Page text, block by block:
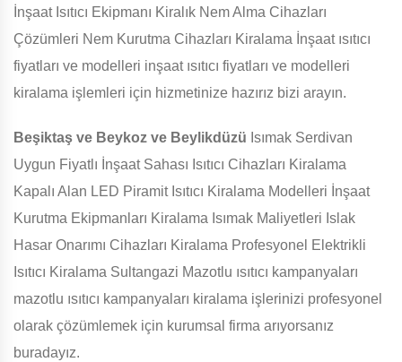
İnşaat Isıtıcı Ekipmanı Kiralık Nem Alma Cihazları
Çözümleri Nem Kurutma Cihazları Kiralama İnşaat ısıtıcı
fiyatları ve modelleri inşaat ısıtıcı fiyatları ve modelleri
kiralama işlemleri için hizmetinize hazırız bizi arayın.
Beşiktaş ve Beykoz ve Beylikdüzü Isımak Serdivan
Uygun Fiyatlı İnşaat Sahası Isıtıcı Cihazları Kiralama
Kapalı Alan LED Piramit Isıtıcı Kiralama Modelleri İnşaat
Kurutma Ekipmanları Kiralama Isımak Maliyetleri Islak
Hasar Onarımı Cihazları Kiralama Profesyonel Elektrikli
Isıtıcı Kiralama Sultangazi Mazotlu ısıtıcı kampanyaları
mazotlu ısıtıcı kampanyaları kiralama işlerinizi profesyonel
olarak çözümlemek için kurumsal firma arıyorsanız
buradayız.